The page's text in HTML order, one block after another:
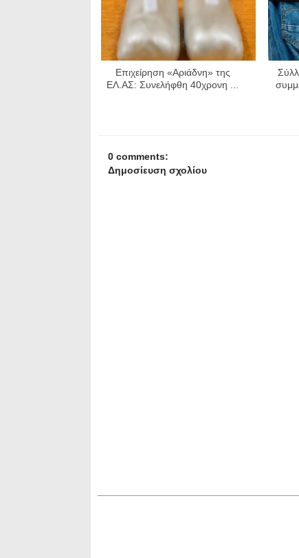
Επιχείρηση «Αριάδνη» της
ΕΛ.ΑΣ: Συνελήφθη 40χρονη ...
0 comments:
Δημοσίευση σχολίου